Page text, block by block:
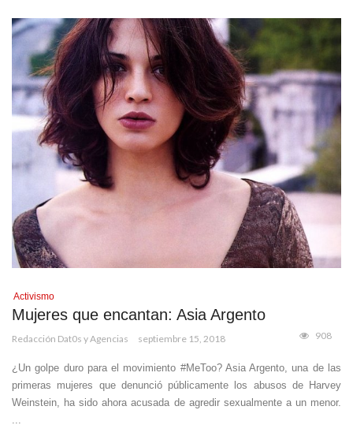
Activismo
Mujeres que encantan: Asia Argento
Redacción Dat0s y Agencias septiembre 15, 2018 908
¿Un golpe duro para el movimiento #MeToo? Asia Argento, una de las
primeras mujeres que denunció públicamente los abusos de Harvey
Weinstein, ha sido ahora acusada de agredir sexualmente a un menor.